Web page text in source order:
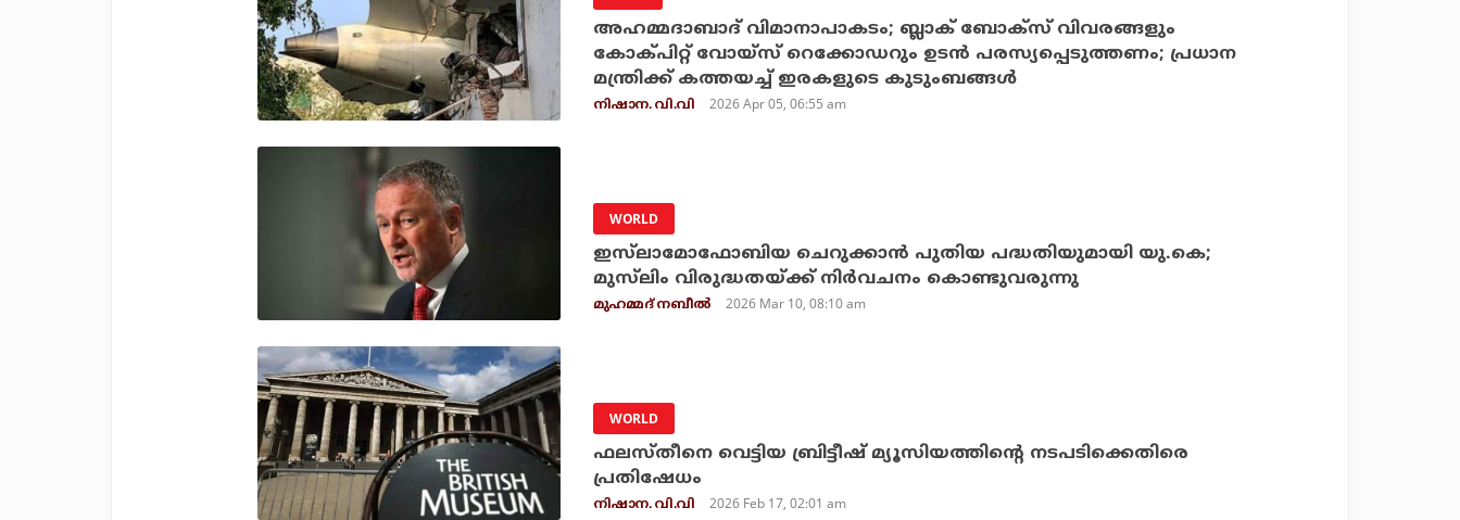
അഹമ്മദാബാദ് വിമാനാപാകടം; ബ്ലാക് ബോക്‌സ് വിവരങ്ങളും
കോക്പിറ്റ് വോയ്‌സ് റെക്കോഡറും ഉടന്‍ പരസ്യപ്പെടുത്തണം; പ്രധാന
മന്ത്രിക്ക് കത്തയച്ച് ഇരകളുടെ കുടുംബങ്ങള്‍
നിഷാന. വി.വി 2026 Apr 05, 06:55 am
WORLD
ഇസ്‌ലാമോഫോബിയ ചെറുക്കാൻ പുതിയ പദ്ധതിയുമായി യു.കെ;
മുസ്‌ലിം വിരുദ്ധതയ്ക്ക് നിർവചനം കൊണ്ടുവരുന്നു
മുഹമ്മദ് നബീല്‍ 2026 Mar 10, 08:10 am
WORLD
ഫലസ്തീനെ വെട്ടിയ ബ്രിട്ടീഷ് മ്യൂസിയത്തിന്റെ നടപടിക്കെതിരെ
പ്രതിഷേധം
നിഷാന. വി.വി 2026 Feb 17, 02:01 am